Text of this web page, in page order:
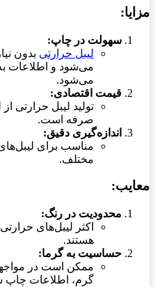
مزایا:
سهولت در چاپ:
لیبل حرارتی بدون
می‌شود و اطلاعات
می‌شود.
قیمت اقتصادی:
تولید لیبل حرارتی
صرفه است.
اندازه‌گیری دقیق:
مناسب برای
مختلف.
معایب:
محدودیت در رنگ:
اکثر لیبل‌های
هستند.
حساسیت به گرما:
ممکن است در مواجهه
گرم، اطلاعات